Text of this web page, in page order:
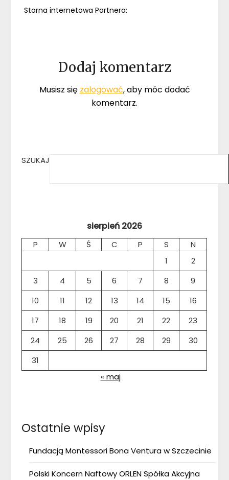
Storna internetowa Partnera:
Dodaj komentarz
Musisz się zalogować, aby móc dodać
komentarz.
SZUKAJ
sierpień 2026
P W Ś C P S
N
1
2
3
4 5 6 7 8
9
10
11 12 13 14 15
16
17
18 19 20 21 22
23
24
25 26 27 28 29
30
31
« maj
Ostatnie wpisy
Fundacją Montessori Bona Ventura w Szczecinie
Polski Koncern Naftowy ORLEN Spółka Akcyjna